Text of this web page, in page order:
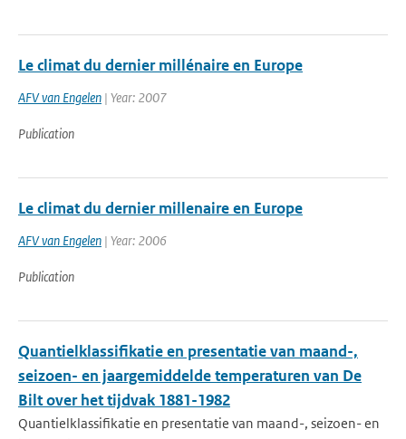
Le climat du dernier millénaire en Europe
AFV van Engelen | Year: 2007
Publication
Le climat du dernier millenaire en Europe
AFV van Engelen | Year: 2006
Publication
Quantielklassifikatie en presentatie van maand-,
seizoen- en jaargemiddelde temperaturen van De
Bilt over het tijdvak 1881-1982
Quantielklassifikatie en presentatie van maand-, seizoen- en